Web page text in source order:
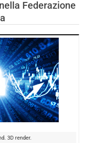
Federazione
3D render.